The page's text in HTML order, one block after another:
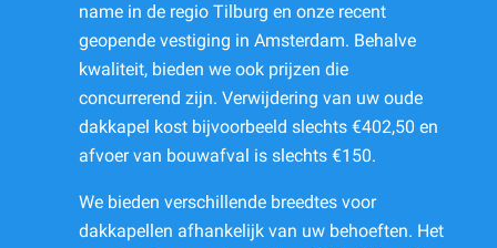
name in de regio Tilburg en onze recent
geopende vestiging in Amsterdam. Behalve
kwaliteit, bieden we ook prijzen die
concurrerend zijn. Verwijdering van uw oude
dakkapel kost bijvoorbeeld slechts €402,50 en
afvoer van bouwafval is slechts €150.
We bieden verschillende breedtes voor
dakkapellen afhankelijk van uw behoeften. Het